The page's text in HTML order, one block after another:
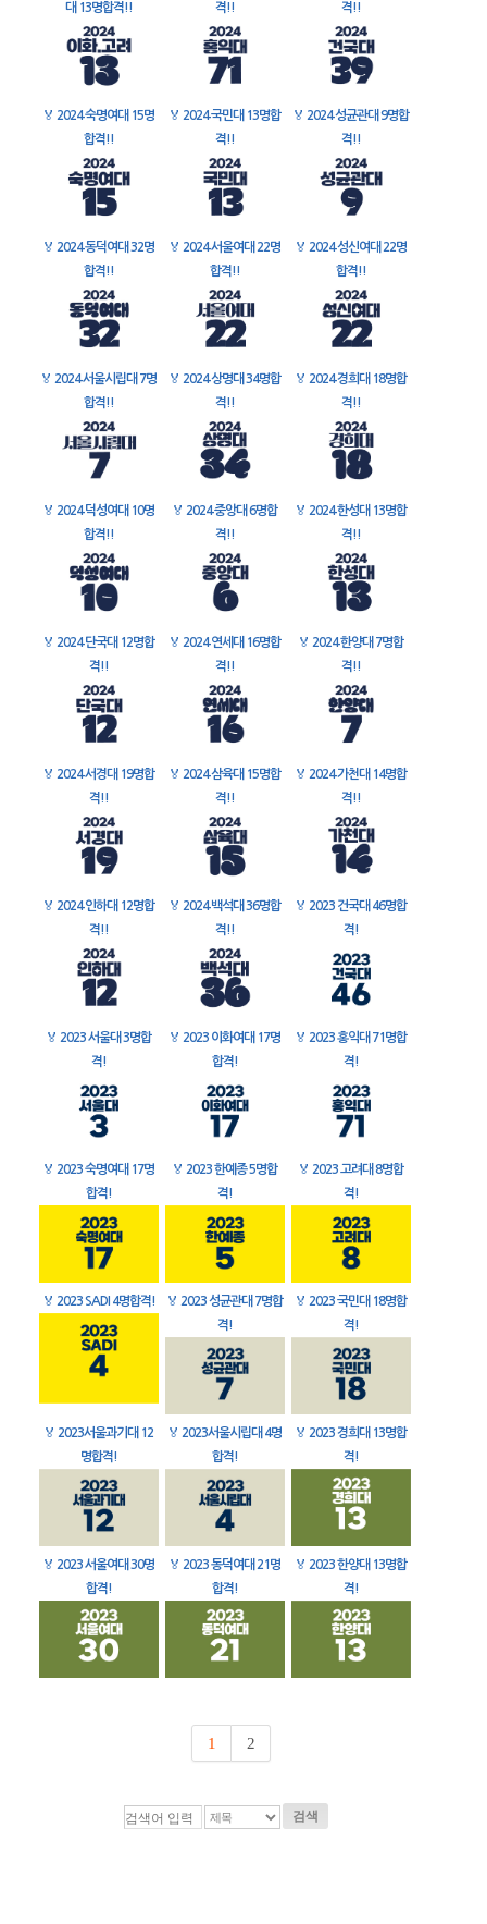
대 13명합격!!
격!!
격!!
🏅 2024 숙명여대 15명
합격!!
🏅 2024 국민대 13명합
격!!
🏅 2024 성균관대 9명합
격!!
🏅 2024 동덕여대 32명
합격!!
🏅 2024 서울여대 22명
합격!!
🏅 2024 성신여대 22명
합격!!
🏅 2024 서울시립대 7명
합격!!
🏅 2024 상명대 34명합
격!!
🏅 2024 경희대 18명합
격!!
🏅 2024 덕성여대 10명
합격!!
🏅 2024 중앙대 6명합
격!!
🏅 2024 한성대 13명합
격!!
🏅 2024 단국대 12명합
격!!
🏅 2024 연세대 16명합
격!!
🏅 2024 한양대 7명합
격!!
🏅 2024 서경대 19명합
격!!
🏅 2024 삼육대 15명합
격!!
🏅 2024 가천대 14명합
격!!
🏅 2024 인하대 12명합
격!!
🏅 2024 백석대 36명합
격!!
🏅 2023 건국대 46명합
격!
🏅 2023 서울대 3명합
격!
🏅 2023 이화여대 17명
합격!
🏅 2023 홍익대 71명합
격!
🏅 2023 숙명여대 17명
합격!
🏅 2023 한예종 5명합
격!
🏅 2023 고려대 8명합
격!
🏅 2023 SADI 4명합격! 🏅 2023 성균관대 7명합
격!
🏅 2023 국민대 18명합
격!
🏅 2023서울과기대 12
명합격!
🏅 2023서울시립대 4명
합격!
🏅 2023 경희대 13명합
격!
🏅 2023 서울여대 30명
합격!
🏅 2023 동덕여대 21명
합격!
🏅 2023 한양대 13명합
격!
1 2
검색